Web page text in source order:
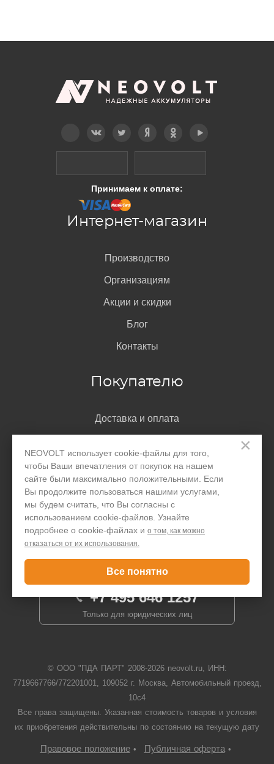
×
NEOVOLT использует cookie-файлы для того,
чтобы Ваши впечатления от покупок на нашем
сайте были максимально положительными. Если
Вы продолжите пользоваться нашими услугами,
мы будем считать, что Вы согласны с
использованием cookie-файлов. Узнайте
подробнее о cookie-файлах и о том, как можно
отказаться от их использования.
Все понятно
Принимаем к оплате:
Интернет-магазин
Производство
Организациям
Акции и скидки
Блог
Контакты
Покупателю
Доставка и оплата
Помощь
Договор-оферта
Написать директору
Задать вопрос
+7 495 646 1257
Только для юридических лиц
© ООО "ПДА ПАРТ" 2008-2026neovolt.ru, ИНН:
7719667766/772201001, 109052 г. Москва, Автомобильный проезд,
10с4
Все права защищены. Указанная стоимость товаров и условия
их приобретения действительны по состоянию на текущую дату
Правовое положение• Публичная оферта•